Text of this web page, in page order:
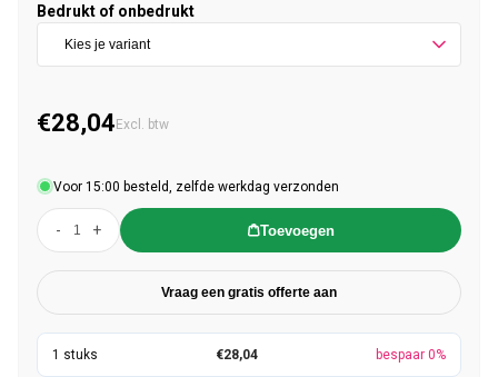
Bedrukt of onbedrukt
Normale prijs
€28,04 Excl. btw
Voor 15:00 besteld, zelfde werkdag verzonden
- + Toevoegen
Vraag een gratis offerte aan
€28,04 bespaar 0%